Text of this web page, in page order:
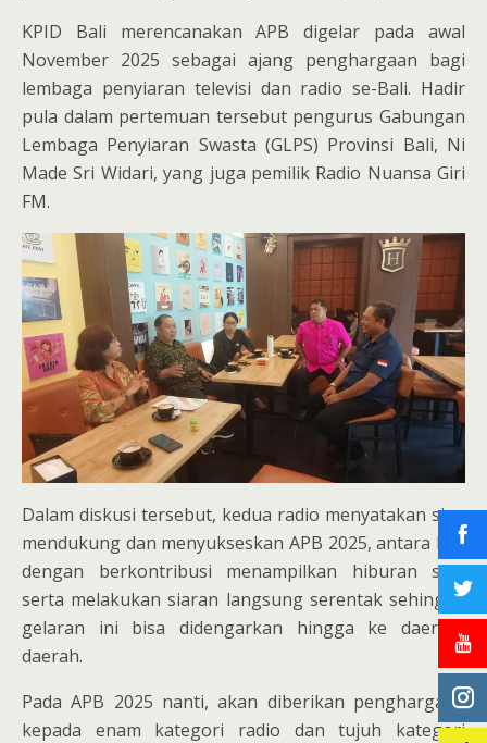
KPID Bali merencanakan APB digelar pada awal
November 2025 sebagai ajang penghargaan bagi
lembaga penyiaran televisi dan radio se-Bali. Hadir
pula dalam pertemuan tersebut pengurus Gabungan
Lembaga Penyiaran Swasta (GLPS) Provinsi Bali, Ni
Made Sri Widari, yang juga pemilik Radio Nuansa Giri
FM.
Dalam diskusi tersebut, kedua radio menyatakan siap
mendukung dan menyukseskan APB 2025, antara lain
dengan berkontribusi menampilkan hiburan seni
serta melakukan siaran langsung serentak sehingga
gelaran ini bisa didengarkan hingga ke daerah-
daerah.
Pada APB 2025 nanti, akan diberikan penghargaan
kepada enam kategori radio dan tujuh kategori